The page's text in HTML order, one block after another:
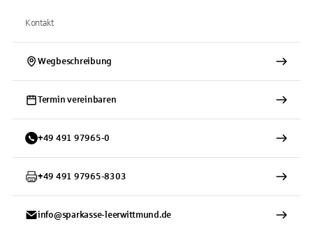
Kontakt
Wegbeschreibung
Termin vereinbaren
+49 491 97965-0
+49 491 97965-8303
info@sparkasse-leerwittmund.de